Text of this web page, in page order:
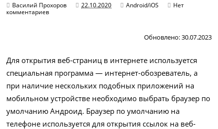
Василий Прохоров 22.10.2020 Android/iOS
Нет
комментариев
Обновлено: 30.07.2023
Для открытия веб-страниц в интернете используется
специальная программа — интернет-обозреватель, а
при наличие нескольких подобных приложений на
мобильном устройстве необходимо выбрать браузер по
умолчанию Андроид. Браузер по умолчанию на
телефоне используется для открытия ссылок на веб-